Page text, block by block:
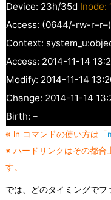
Device: 23h/35d Inode:
Access: (0644/-rw-
Context:
Access: 2014-11-14
Modify: 2014-11-14
Change: 2014-11-14
Birth: –
※ ln コマンドの使い方は「
※ ハードリンクはその都合
す。
では、どのタイミングでフ